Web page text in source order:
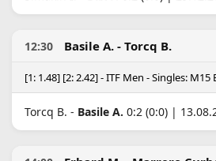
12:30 Basile A. - Torcq B.
[1: 1.48] [2: 2.42] - ITF Men - Singles: M15
Torcq B. - Basile A. 0:2 (0:0) |